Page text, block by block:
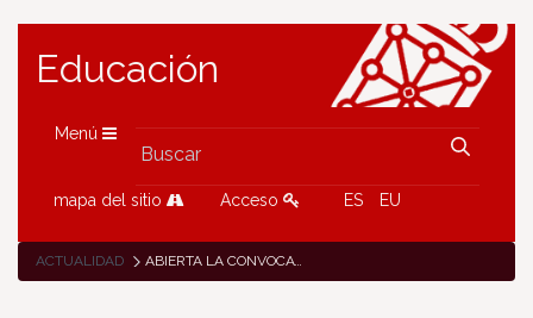
Educación
Menú
mapa del sitio Acceso ES EU
ACTUALIDAD ABIERTA LA CONVOCATORIA 2024-2025 DEL MEFPD DE ESTANCIAS PROFESIONALES PARA DOCENTES